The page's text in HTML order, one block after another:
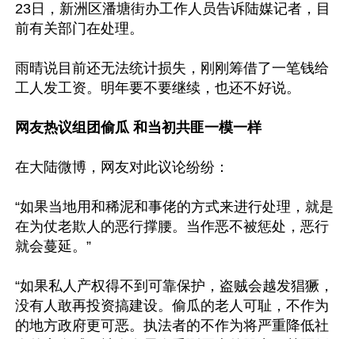
23日，新洲区潘塘街办工作人员告诉陆媒记者，目
前有关部门在处理。
雨晴说目前还无法统计损失，刚刚筹借了一笔钱给
工人发工资。明年要不要继续，也还不好说。
网友热议组团偷瓜 和当初共匪一模一样
在大陆微博，网友对此议论纷纷：
“如果当地用和稀泥和事佬的方式来进行处理，就是
在为仗老欺人的恶行撑腰。当作恶不被惩处，恶行
就会蔓延。”
“如果私人产权得不到可靠保护，盗贼会越发猖獗，
没有人敢再投资搞建设。偷瓜的老人可耻，不作为
的地方政府更可恶。执法者的不作为将严重降低社